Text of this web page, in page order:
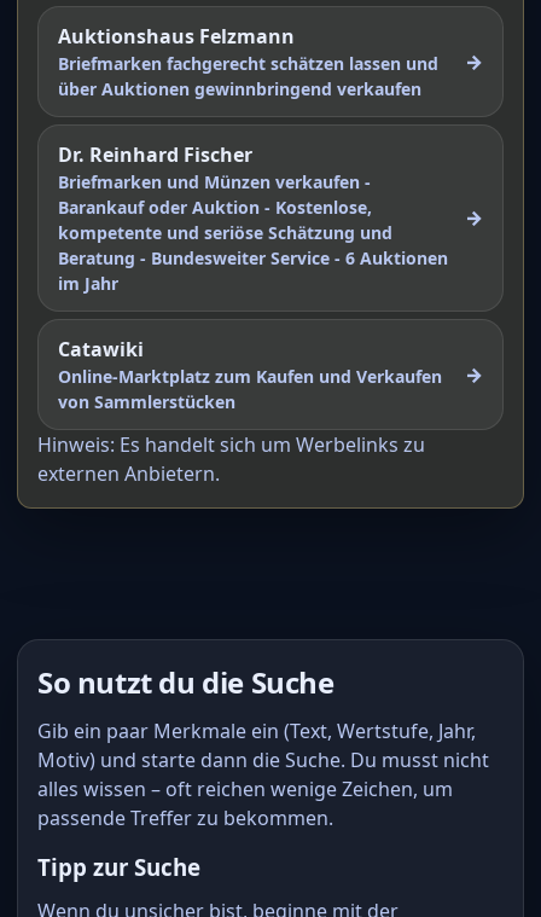
Auktionshaus Felzmann
Briefmarken fachgerecht schätzen lassen und
über Auktionen gewinnbringend verkaufen
→
Dr. Reinhard Fischer
Briefmarken und Münzen verkaufen -
Barankauf oder Auktion - Kostenlose,
kompetente und seriöse Schätzung und
Beratung - Bundesweiter Service - 6 Auktionen
im Jahr
→
Catawiki
Online-Marktplatz zum Kaufen und Verkaufen
von Sammlerstücken
→
Hinweis: Es handelt sich um Werbelinks zu
externen Anbietern.
So nutzt du die Suche
Gib ein paar Merkmale ein (Text, Wertstufe, Jahr,
Motiv) und starte dann die Suche. Du musst nicht
alles wissen – oft reichen wenige Zeichen, um
passende Treffer zu bekommen.
Tipp zur Suche
Wenn du unsicher bist, beginne mit der